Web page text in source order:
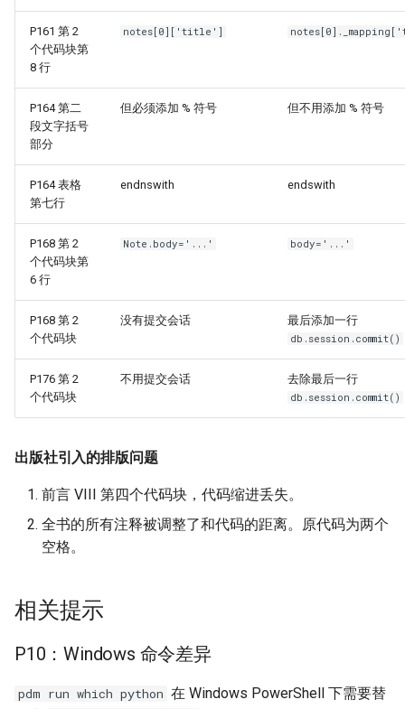
P161 第 2
个代码块第
8 行
notes[0]['title']
P164 第二
段文字括号
部分
但必须添加 % 符号 但不用添加 % 符号
P164 表格
第七行
endnswith endswith
P168 第 2
个代码块第
6 行
Note.body='...' body='...'
P168 第 2
个代码块
没有提交会话 最后添加一行
db.session.commit()
P176 第 2
个代码块
不用提交会话 去除最后一行
db.session.commit()
出版社引入的排版问题
前言 VIII 第四个代码块，代码缩进丢失。
全书的所有注释被调整了和代码的距离。原代码为两个
空格。
相关提示
P10：Windows 命令差异
pdm run which python 在 Windows PowerShell 下需要替